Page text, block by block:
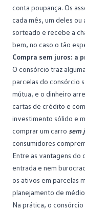
conta poupança. Os
cada mês, um deles
sorteado e recebe a
bem, no caso o tão
Compra sem juros: a
O consórcio traz
parcelas do consórcio
mútua, e o dinheiro
cartas de crédito e
investimento sólido e
comprar um carro sem
consumidores
Entre as vantagens do
entrada e nem
os ativos em parcelas
planejamento de
Na prática, o